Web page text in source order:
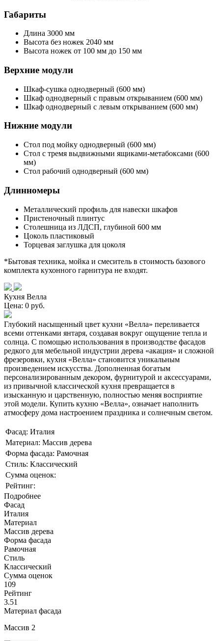
Габариты
Длина 3000 мм
Высота без ножек 2040 мм
Высота ножек от 100 мм до 150 мм
Верхние модули
Шкаф-сушка однодверный (600 мм)
Шкаф однодверный с правым открыванием (600 мм)
Шкаф однодверный с левым открыванием (600 мм)
Нижние модули
Стол под мойку однодверный (600 мм)
Стол с тремя выдвижными ящиками-метабоксами (600
мм)
Стол рабочий однодверный (600 мм)
Длинномеры
Металлический профиль для навески шкафов
Пристеночный плинтус
Столешница из ЛДСП, глубиной 600 мм
Цоколь пластиковый
Торцевая заглушка для цоколя
*Бытовая техника, мойка и смеситель в стоимость базового
комплекта кухонного гарнитура не входят.
Кухня Велла
Цена: 0 руб.
Глубокий насыщенный цвет кухни «Велла» переливается
всеми оттенками янтаря, создавая вокруг ощущение тепла и
солнца. С помощью использования в производстве фасадов
редкого для мебельной индустрии дерева «акация» и сложной
фрезеровки, кухня «Велла» становится уникальным
произведением искусства. Дополненная богатым
персонализированным декором, фурнитурой и аксессуарами,
из привычной классической кухня превращается в
изысканную и царственную, полностью меняя восприятие
этой модели. Купить кухню «Велла», означает наполнить
атмосферу дома настроением праздника и солнечным светом.
Фасад: Италия
Материал: Массив дерева
Форма фасада: Рамочная
Стиль: Классический
Сумма оценок:
Рейтинг:
Подробнее
Фасад
Италия
Материал
Массив дерева
Форма фасада
Рамочная
Стиль
Классический
Сумма оценок
109
Рейтинг
3.51
Материал фасада
Массив 2